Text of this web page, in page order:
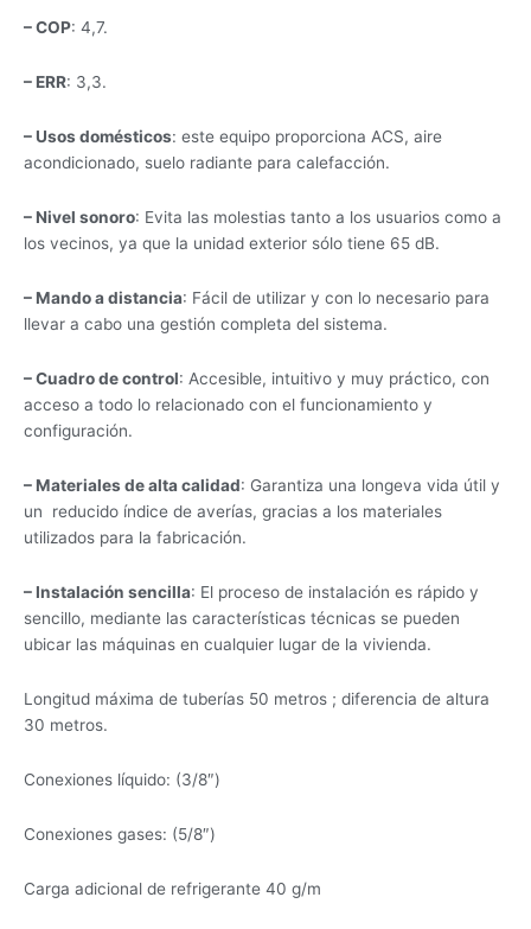
– COP: 4,7.
– ERR: 3,3.
– Usos domésticos: este equipo proporciona ACS, aire
acondicionado, suelo radiante para calefacción.
– Nivel sonoro: Evita las molestias tanto a los usuarios como a
los vecinos, ya que la unidad exterior sólo tiene 65 dB.
– Mando a distancia: Fácil de utilizar y con lo necesario para
llevar a cabo una gestión completa del sistema.
– Cuadro de control: Accesible, intuitivo y muy práctico, con
acceso a todo lo relacionado con el funcionamiento y
configuración.
– Materiales de alta calidad: Garantiza una longeva vida útil y
un reducido índice de averías, gracias a los materiales
utilizados para la fabricación.
– Instalación sencilla: El proceso de instalación es rápido y
sencillo, mediante las características técnicas se pueden
ubicar las máquinas en cualquier lugar de la vivienda.
Longitud máxima de tuberías 50 metros ; diferencia de altura
30 metros.
Conexiones líquido: (3/8″)
Conexiones gases: (5/8″)
Carga adicional de refrigerante 40 g/m